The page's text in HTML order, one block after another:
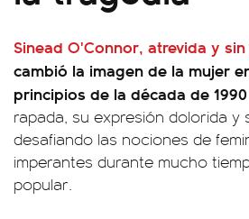
Sinead O'Connor, atrevida y
cambió la imagen de la mujer
principios de la década de 1990
rapada, su expresión dolorida y
desafiando las nociones de
imperantes durante mucho
popular.